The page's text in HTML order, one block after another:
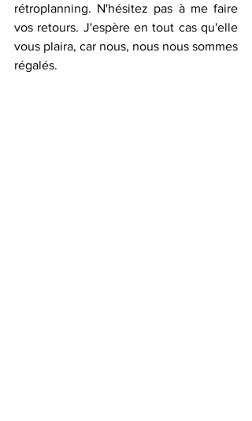
rétroplanning. N'hésitez pas à me faire
vos retours. J'espère en tout cas qu'elle
vous plaira, car nous, nous nous sommes
régalés.